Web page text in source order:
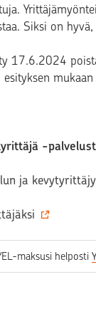
Siksi on
17.6.2024
-
ja
maksusi helposti